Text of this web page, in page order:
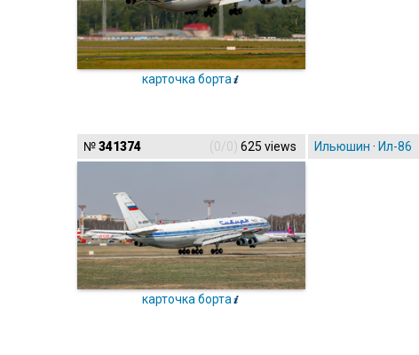
карточка борта
№341374 (0/0) 625 views Ильюшин · Ил-86
карточка борта